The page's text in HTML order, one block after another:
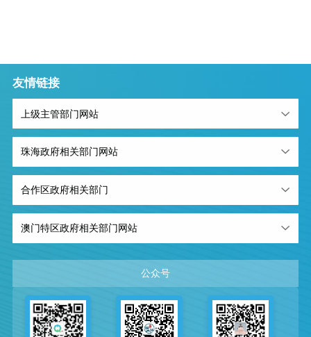
友情链接
上级主管部门网站
珠海政府相关部门网站
合作区政府相关部门
澳门特区政府相关部门网站
公众号